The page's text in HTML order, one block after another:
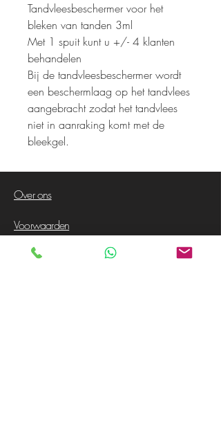
Tandvleesbeschermer voor het
bleken van tanden 3ml
Met 1 spuit kunt u +/- 4 klanten
behandelen
Bij de tandvleesbeschermer wordt
een beschermlaag op het tandvlees
aangebracht zodat het tandvlees
niet in aanraking komt met de
bleekgel.
Over ons
Voorwaarden
Privacy Policy